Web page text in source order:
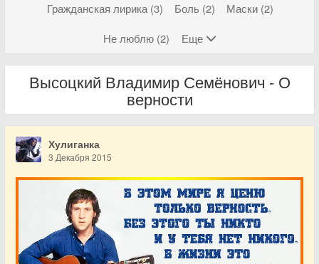
Гражданская лирика (3)
Боль (2)
Маски (2)
Не люблю (2)
Еще
Высоцкий Владимир Семёнович - О
верности
Хулиганка
3 Декабря 2015